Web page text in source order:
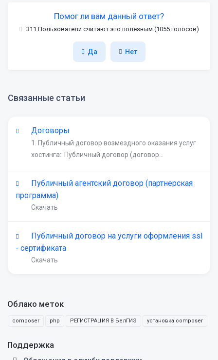
Помог ли вам данный ответ?
311 Пользователи считают это полезным (1055 голосов)
Да Нет
Связанные статьи
Договоры
1. Публичный договор возмездного оказания услуг
хостинга:: Публичный договор (договор...
Публичный агентский договор (партнерская
программа)
Скачать
Публичный договор на услуги оформления ssl
- сертификата
Скачать
Облако меток
composer php РЕГИСТРАЦИЯ В БелГИЭ установка composer
Поддержка